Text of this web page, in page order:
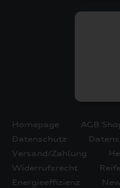
Homepage AGB
Datenschutz
Versand/Zahlung
Widerrufsrecht
Energieeffizienz